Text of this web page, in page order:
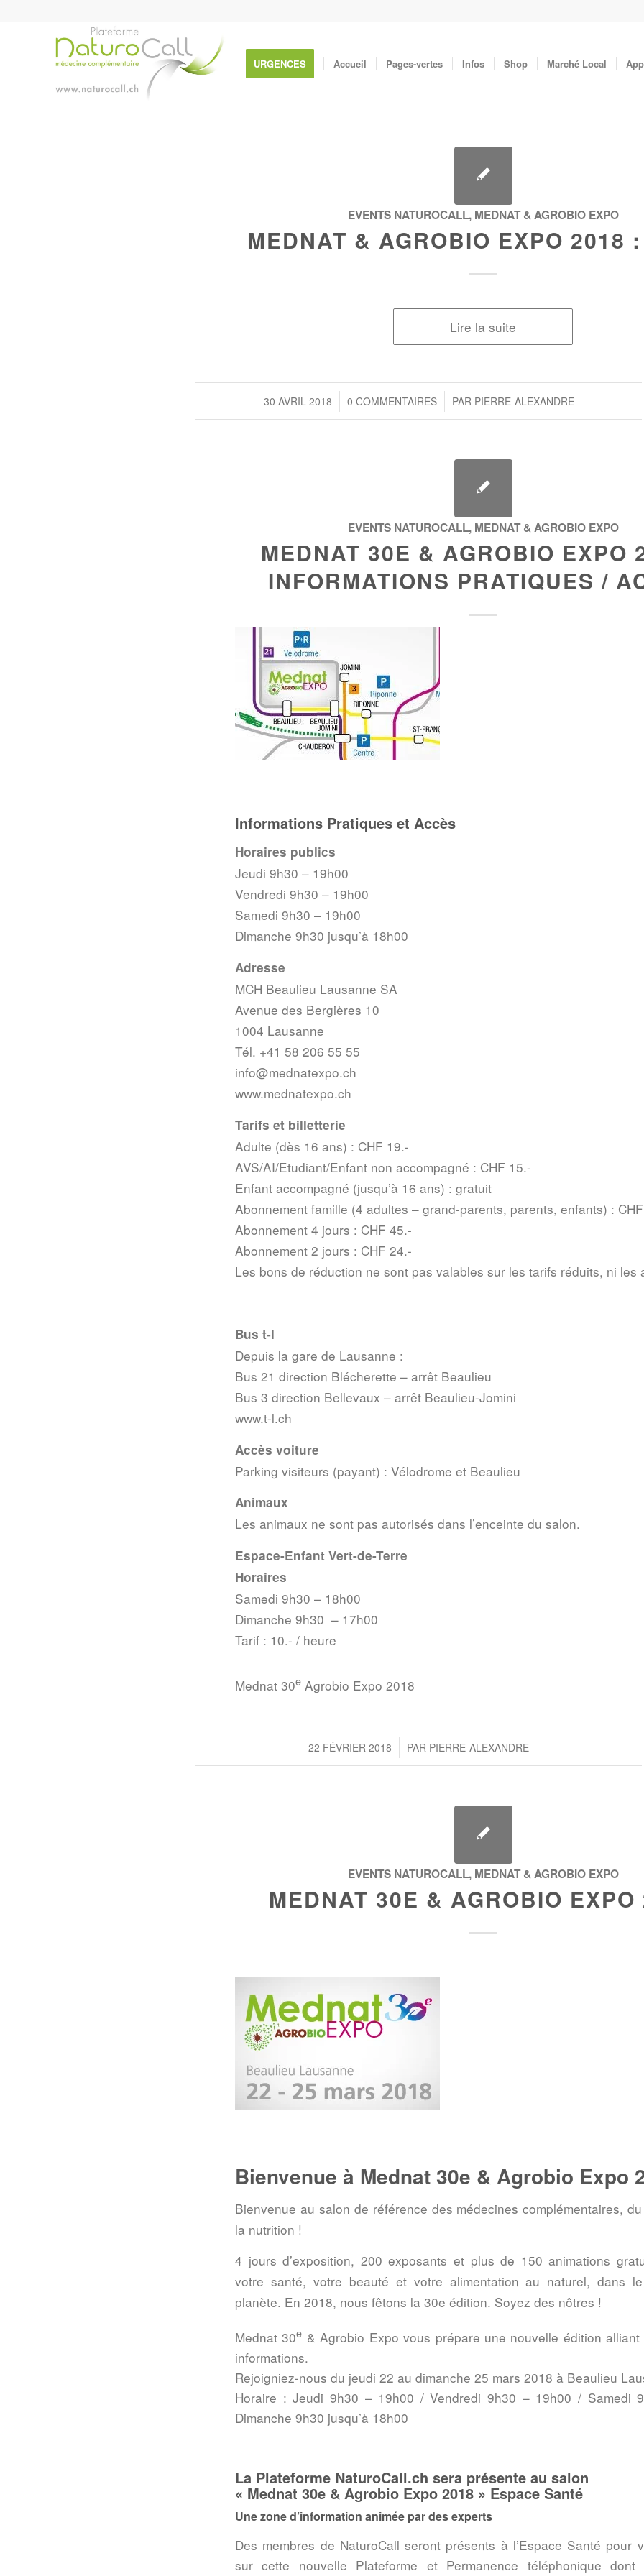
URGENCES Accueil Pages-vertes Infos Shop Marché Local
EVENTS NATUROCALL, MEDNAT & AGROBIO EXPO
MEDNAT & AGROBIO EXPO 2018
Lire la suite
30 AVRIL 2018
/ 0 COMMENTAIRES
/ PAR PIERRE-ALEXANDRE
EVENTS NATUROCALL, MEDNAT & AGROBIO EXPO
MEDNAT 30E & AGROBIO EXPO
INFORMATIONS PRATIQUES /
Informations Pratiques et Accès
Horaires publics
Jeudi 9h30 – 19h00
Vendredi 9h30 – 19h00
Samedi 9h30 – 19h00
Dimanche 9h30 jusqu’à 18h00
Adresse
MCH Beaulieu Lausanne SA
Avenue des Bergières 10
1004 Lausanne
Tél. +41 58 206 55 55
info@mednatexpo.ch
www.mednatexpo.ch
Tarifs et billetterie
Adulte (dès 16 ans) : CHF 19.-
AVS/AI/Etudiant/Enfant non accompagné : CHF 15.-
Enfant accompagné (jusqu’à 16 ans) : gratuit
Abonnement famille (4 adultes – grand-parents, parents, enfants) :
Abonnement 4 jours : CHF 45.-
Abonnement 2 jours : CHF 24.-
Les bons de réduction ne sont pas valables sur les tarifs réduits, ni les
Bus t-l
Depuis la gare de Lausanne :
Bus 21 direction Blécherette – arrêt Beaulieu
Bus 3 direction Bellevaux – arrêt Beaulieu-Jomini
www.t-l.ch
Accès voiture
Parking visiteurs (payant) : Vélodrome et Beaulieu
Animaux
Les animaux ne sont pas autorisés dans l’enceinte du salon.
Espace-Enfant Vert-de-Terre
Horaires
Samedi 9h30 – 18h00
Dimanche 9h30 – 17h00
Tarif : 10.- / heure
Mednat 30e Agrobio Expo 2018
22 FÉVRIER 2018
/ PAR PIERRE-ALEXANDRE
EVENTS NATUROCALL, MEDNAT & AGROBIO EXPO
MEDNAT 30E & AGROBIO EXPO
Bienvenue à Mednat 30e & Agrobio Expo
Bienvenue au salon de référence des médecines complémentaires,
la nutrition !
4 jours d’exposition, 200 exposants et plus de 150 animations
votre santé, votre beauté et votre alimentation au naturel, dans
planète. En 2018, nous fêtons la 30e édition. Soyez des nôtres !
Mednat 30e & Agrobio Expo vous prépare une nouvelle édition
informations.
Rejoigniez-nous du jeudi 22 au dimanche 25 mars 2018 à Beaulieu
Horaire : Jeudi 9h30 – 19h00 / Vendredi 9h30 – 19h00 / Samedi
Dimanche 9h30 jusqu’à 18h00
La Plateforme NaturoCall.ch sera présente au salon
« Mednat 30e & Agrobio Expo 2018 » Espace Santé
Une zone d’information animée par des experts
Des membres de NaturoCall seront présents à l’Espace Santé pour
sur cette nouvelle Plateforme et Permanence téléphonique